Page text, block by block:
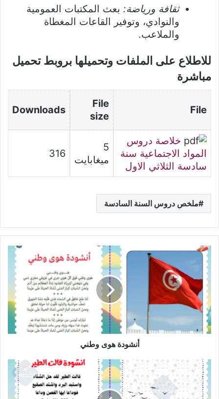
ثقافة ورياضة: بعث المكتبات العمومية
والنوادي، وتوفير القاعات المغطاة
والملاعب.
للاطلاع على الملفات وتحميلها بروبط تحميل
مباشرة
File
File
size
Downloads
خلاصة دروس
المواد الاجتماعية سنة
سادسة الثلاثي الاول
5
ميغابايت
316
ملخص دروس السنة السادسة
أنشودة
هوى
وطني
أنشودة هوى وطني
أنشودة
قالت
الطير